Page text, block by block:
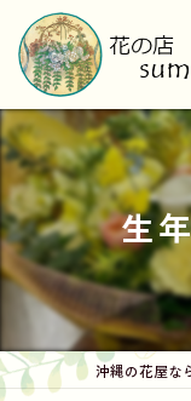
生
沖縄の花屋な